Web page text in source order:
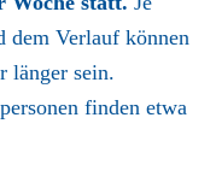
dem Verlauf können
länger sein.
finden etwa